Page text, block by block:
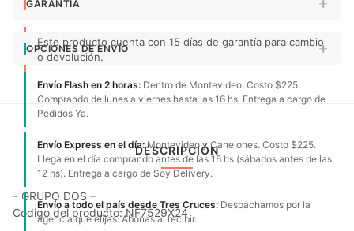
GARANTÍA
Este producto cuenta con 15 días de garantía para cambio
o devolución.
OPCIONES DE ENVÍO
Envío Flash en 2 horas: Dentro de Montevideo. Costo $225.
Comprando de lunes a viernes hasta las 16 hs. Entrega a cargo de
Pedidos Ya.
Envío Express en el día:Montevideo y Canelones. Costo $225.
Llega en el día comprando antes de las 16 hs (sábados antes de las
12 hs). Entrega a cargo de Soy Delivery.
Envío a todo el país desde Tres Cruces: Despachamos por la
agencia que elijas. Abonas al recibir.
DESCRIPCIÓN
– GRUPO DOS –
Código del producto: NF7529X24